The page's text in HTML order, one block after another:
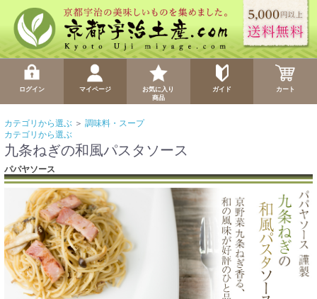
ログイン マイページ
お気に入り
商品
ガイド カート
カテゴリから選ぶ ＞ 調味料・スープ
カテゴリから選ぶ
九条ねぎの和風パスタソース
パパヤソース